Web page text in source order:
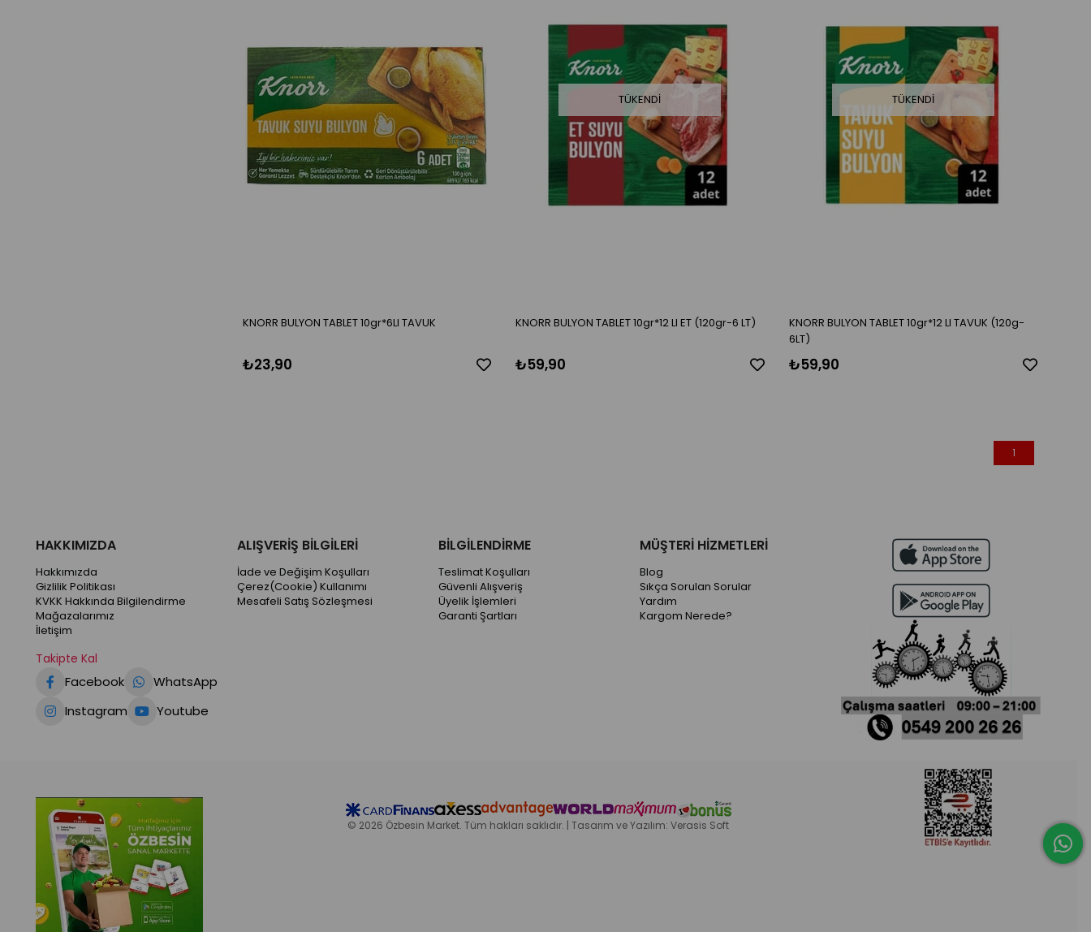
KNORR BULYON TABLET 10gr*6LI TAVUK
₺23,90
TÜKENDI
KNORR BULYON TABLET 10gr*12 LI ET (120gr-6 LT)
₺59,90
TÜKENDI
KNORR BULYON TABLET 10gr*12 LI TAVUK (120g-
6LT)
₺59,90
1
HAKKIMIZDA
Hakkımızda
Gizlilik Politikası
KVKK Hakkında Bilgilendirme
Mağazalarımız
İletişim
Takipte Kal
Facebook
WhatsApp
Instagram
Youtube
ALIŞVERİŞ BİLGİLERİ
İade ve Değişim Koşulları
Çerez(Cookie) Kullanımı
Mesafeli Satış Sözleşmesi
BİLGİLENDİRME
Teslimat Koşulları
Güvenli Alışveriş
Üyelik İşlemleri
Garanti Şartları
MÜŞTERİ HİZMETLERİ
Blog
Sıkça Sorulan Sorular
Yardım
Kargom Nerede?
© 2026 Özbesin Market. Tüm hakları saklıdır. | Tasarım ve Yazılım: Verasis Soft